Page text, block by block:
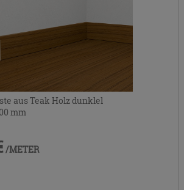
aus Teak Holz dunklel
mm
/METER